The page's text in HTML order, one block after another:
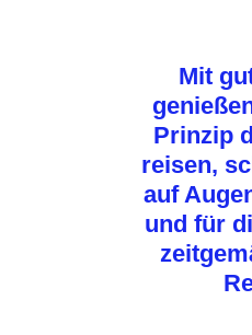
Mit
Prinzip
reisen,
auf
und für